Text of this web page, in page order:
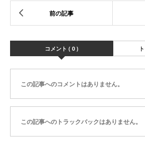
コメント ( 0 )
この記事へのコメントはありません。
この記事へのトラックバックはありません。